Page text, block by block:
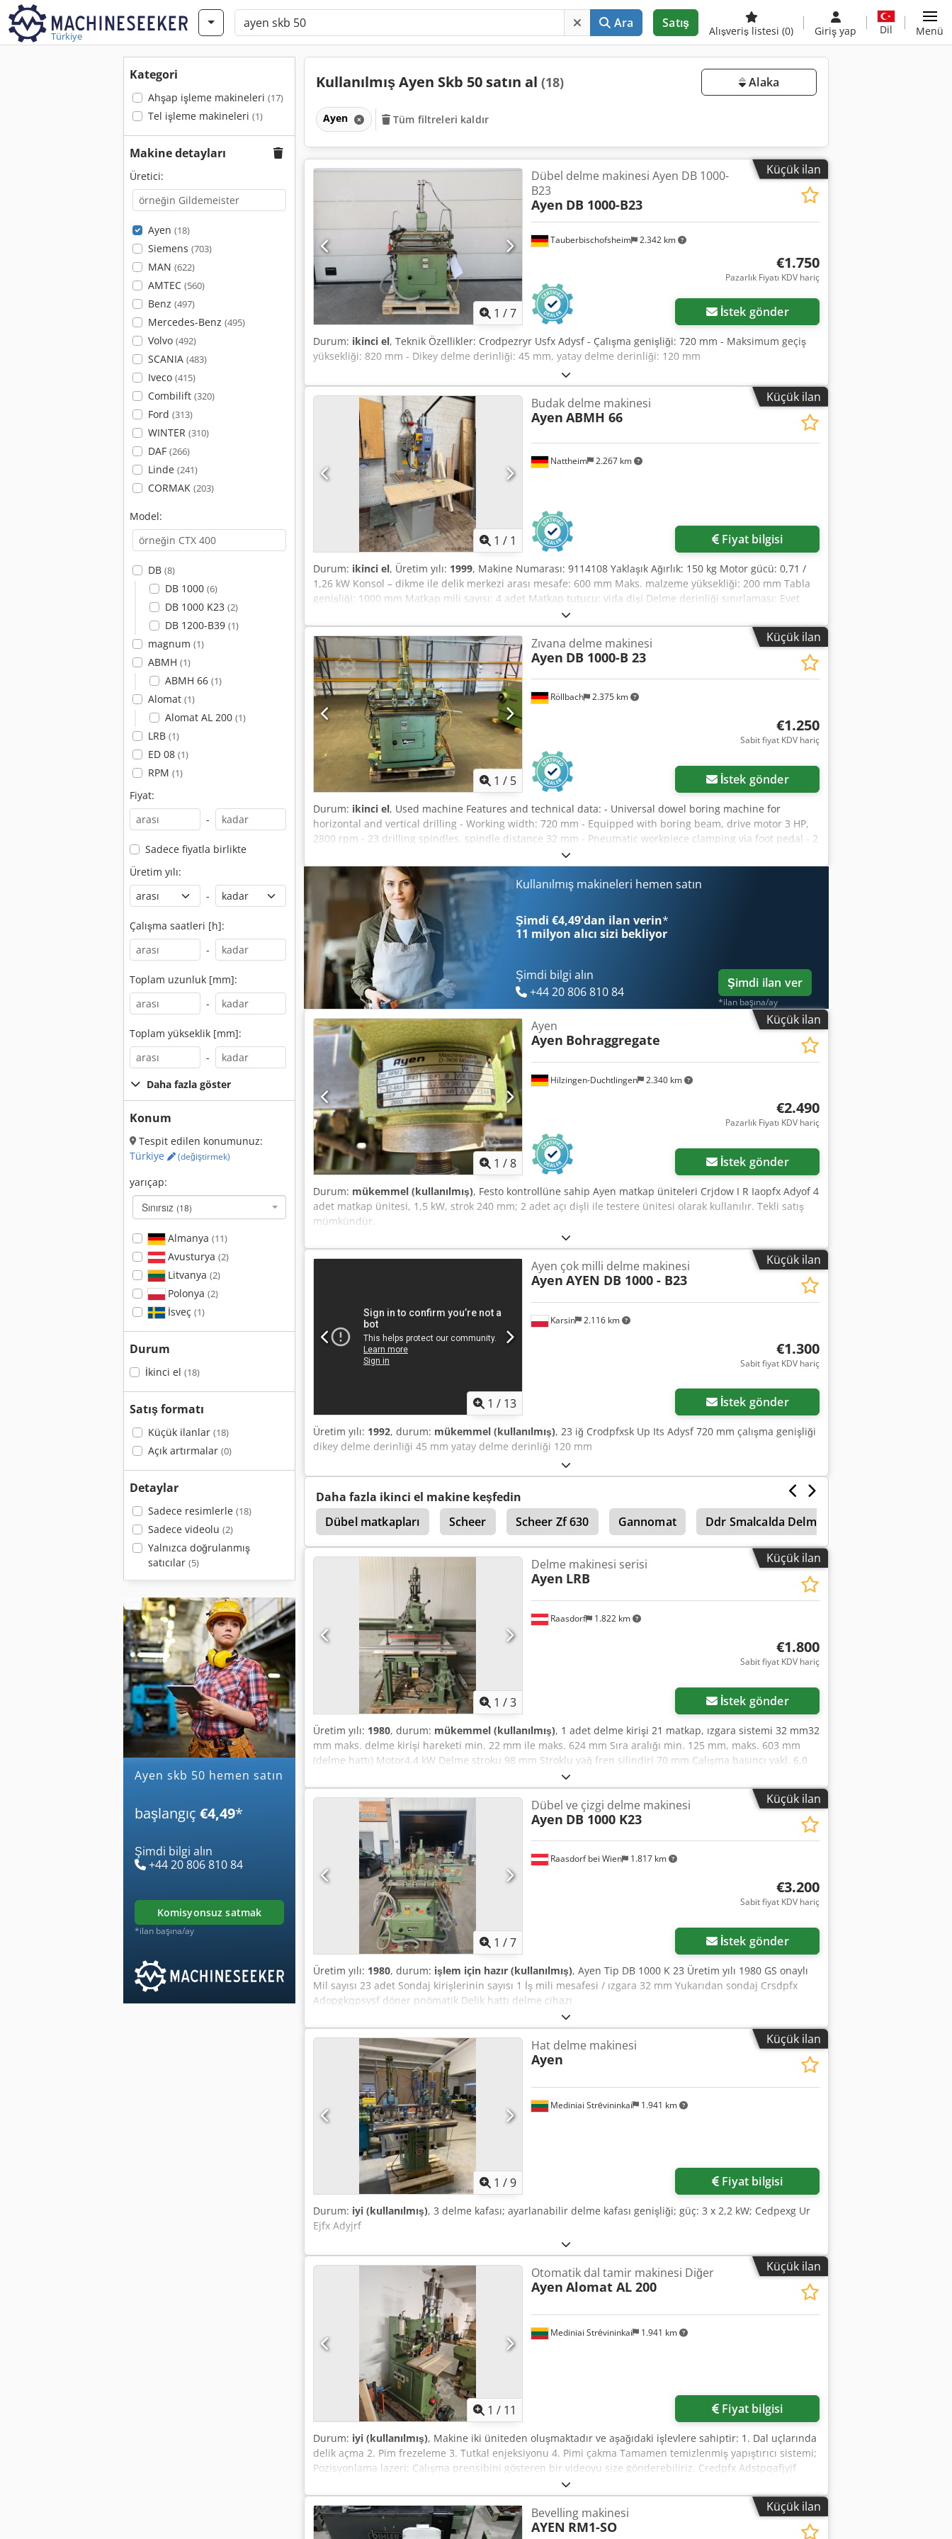
Türkiye
Ara Satış
Alışveriş listesi (0) Giriş yap Dil Menü
Kategori
Ahşap işleme makineleri (17)
Tel işleme makineleri (1)
Makine detayları
Üretici:
Ayen (18)
Siemens (703)
MAN (622)
AMTEC (560)
Benz (497)
Mercedes-Benz (495)
Volvo (492)
SCANIA (483)
Iveco (415)
Combilift (320)
Ford (313)
WINTER (310)
DAF (266)
Linde (241)
CORMAK (203)
Model:
DB (8)
DB 1000 (6)
DB 1000 K23 (2)
DB 1200-B39 (1)
magnum (1)
ABMH (1)
ABMH 66 (1)
Alomat (1)
Alomat AL 200 (1)
LRB (1)
ED 08 (1)
RPM (1)
Fiyat:
-
Sadece fiyatla birlikte
Üretim yılı:
-
Çalışma saatleri [h]:
-
Toplam uzunluk [mm]:
-
Toplam yükseklik [mm]:
-
Daha fazla göster
Konum
Tespit edilen konumunuz:
Türkiye
(değiştirmek)
yarıçap:
Sınırsız (18)
Almanya (11)
Avusturya (2)
Litvanya (2)
Polonya (2)
İsveç (1)
Durum
İkinci el (18)
Satış formatı
Küçük ilanlar (18)
Açık artırmalar (0)
Detaylar
Sadece resimlerle (18)
Sadece videolu (2)
Yalnızca doğrulanmış
satıcılar (5)
ayen skb 50 hemen satın
başlangıç €4,49*
Şimdi bilgi alın
+44 20 806 810 84
komisyonsuz satmak
*ilan başına/ay
Kullanılmış Ayen Skb 50 satın al (18) Alaka
Ayen Tüm filtreleri kaldır
Küçük ilan
1 /7
Tauberbischofsheim 2.342 km
Dübel delme makinesi Ayen DB 1000-
B23
Ayen DB 1000-B23
€1.750
Pazarlık Fiyatı KDV hariç
İstek gönder
Durum: ikinci el, Teknik Özellikler: Crodpezryr Usfx Adysf - Çalışma genişliği: 720 mm - Maksimum geçiş
yüksekliği: 820 mm - Dikey delme derinliği: 45 mm, yatay delme derinliği: 120 mm
Küçük ilan
1 / 1
Nattheim 2.267 km
Budak delme makinesi
Ayen ABMH 66
Fiyat bilgisi
Durum: ikinci el, Üretim yılı: 1999, Makine Numarası: 9114108 Yaklaşık Ağırlık: 150 kg Motor gücü: 0,71 /
1,26 kW Konsol – dikme ile delik merkezi arası mesafe: 600 mm Maks. malzeme yüksekliği: 200 mm Tabla
genişliği: 1000 mm Matkap mili sayısı: 4 adet Matkap tutucu: vida dişi Delme derinliği sınırlaması: Evet
Delme strokı: 70 mm Devir sayısı: 1400 / 2800 dev/dak İş parçası tutucu: Evet Delme ilerlemesi: El kolu
Çalışma/masa yüksekliği: 890 mm Aydınlatmalı Depolama yeri: Nattheim Codpfx Adezd Hnteyerf
Küçük ilan
1 / 5
Röllbach 2.375 km
Zıvana delme makinesi
Ayen DB 1000-B 23
€1.250
Sabit fiyat KDV hariç
İstek gönder
Durum: ikinci el, Used machine Features and technical data: - Universal dowel boring machine for
horizontal and vertical drilling - Working width: 720 mm - Equipped with boring beam, drive motor 3 HP,
2800 rpm - 23 drilling spindles, spindle distance 32 mm - Pneumatic workpiece clamping via foot pedal - 2
stop rails, each 1000 mm - With chassis Crjdjzk N Atepfx Adyof Availability: short-term Location: 63934
Röllbach
Kullanılmış makineleri hemen satın
Şimdi €4,49'dan ilan verin*
11 milyon alıcı sizi bekliyor
Şimdi bilgi alın
+44 20 806 810 84
Şimdi ilan ver
*ilan başına/ay
Küçük ilan
1 /8
Hilzingen-Duchtlingen 2.340 km
Ayen
Ayen Bohraggregate
€2.490
Pazarlık Fiyatı KDV hariç
İstek gönder
Durum: mükemmel (kullanılmış), Festo kontrollüne sahip Ayen matkap üniteleri Crjdow I R Iaopfx Adyof 4
adet matkap ünitesi, 1,5 kW, strok 240 mm; 2 adet açı dişli ile testere ünitesi olarak kullanılır. Tekli satış
mümkündür.
Küçük ilan
1 / 13
Karsin 2.116 km
Ayen çok milli delme makinesi
Ayen AYEN DB 1000 - B23
€1.300
Sabit fiyat KDV hariç
İstek gönder
Üretim yılı: 1992, durum: mükemmel (kullanılmış), 23 iğ Crodpfxsk Up Its Adysf 720 mm çalışma genişliği
dikey delme derinliği 45 mm yatay delme derinliği 120 mm
Daha fazla ikinci el makine keşfedin
Dübel matkapları
Scheer Scheer Zf 630 Gannomat Ddr Smalcalda Delme Makinesi
Matkap Makinesi
Küçük ilan
1 /3
Raasdorf 1.822 km
Delme makinesi serisi
Ayen LRB
€1.800
Sabit fiyat KDV hariç
İstek gönder
Üretim yılı: 1980, durum: mükemmel (kullanılmış), 1 adet delme kirişi 21 matkap, ızgara sistemi 32 mm32
mm maks. delme kirişi hareketi min. 22 mm ile maks. 624 mm Sıra aralığı min. 125 mm, maks. 603 mm
(delme hattı) Motor4,4 kW Delme stroku 98 mm Stroklu yağ fren silindiri 70 mm Çalışma basıncı yakl. 6,0
bar Hava tüketimi yakl. 3 l / devir Min. 20 mm ila maks. 650 mm Ağırlık yakl. 540 kg Boyutlar: 2500 x 1100 x
1700 mm Makine hala yenileniyor ve işlev durumu çok iyi kontrol ediliyor Credpfx Adefhn Irsyjf
Küçük ilan
1 /7
Raasdorf bei Wien 1.817 km
Dübel ve çizgi delme makinesi
Ayen DB 1000 K23
€3.200
Sabit fiyat KDV hariç
İstek gönder
Üretim yılı: 1980, durum: işlem için hazır (kullanılmış), Ayen Tip DB 1000 K 23 Üretim yılı 1980 GS onaylı
Mil sayısı 23 adet Sondaj kirişlerinin sayısı 1 İş mili mesafesi / ızgara 32 mm Yukarıdan sondaj Crsdpfx
Adopgkqpsysf döner pnömatik Delik hattı delme cihazı
Küçük ilan
1 /9
Mediniai Strėvininkai 1.941 km
Hat delme makinesi
Ayen
Fiyat bilgisi
Durum: iyi (kullanılmış), 3 delme kafası; ayarlanabilir delme kafası genişliği; güç: 3 x 2,2 kW; Cedpexg Ur
Ejfx Adyjrf
Küçük ilan
1 / 11
Mediniai Strėvininkai 1.941 km
Otomatik dal tamir makinesi Diğer
Ayen Alomat AL 200
Fiyat bilgisi
Durum: iyi (kullanılmış), Makine iki üniteden oluşmaktadır ve aşağıdaki işlevlere sahiptir: 1. Dal uçlarında
delik açma 2. Pim frezeleme 3. Tutkal enjeksiyonu 4. Pimi çakma Tamamen temizlenmiş yapıştırıcı sistemi;
Pozisyonlama lazeri; Çalışma prensibini gösteren bir videoyu size gönderebiliriz. Credpfx Adstpqafjyjf
Çevrim süresi yaklaşık 3 sn/döngü Bize telefonla ulaşabilir veya yazabilirsiniz. Almanca ve Rusça konuşup
yazabiliyoruz. Ayrıca İngilizce olarak da mesaj gönderebilirsiniz.
Küçük ilan
Bevelling makinesi
AYEN RM1-SO